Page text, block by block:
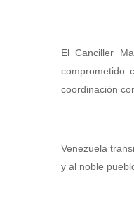
El Canciller
comprometido
coordinación
Venezuela
y al noble